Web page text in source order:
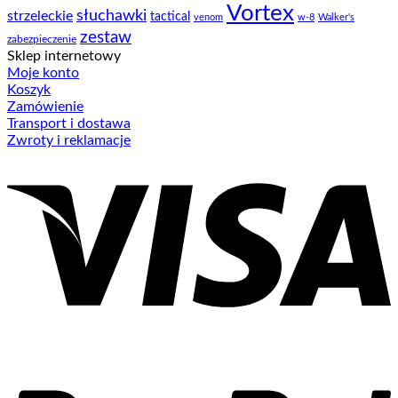
strzeleckie słuchawki tactical venom Vortex w-8 Walker's
zabezpieczenie zestaw
Sklep internetowy
Moje konto
Koszyk
Zamówienie
Transport i dostawa
Zwroty i reklamacje